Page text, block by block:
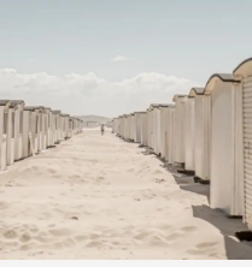
Urlaubsplanung